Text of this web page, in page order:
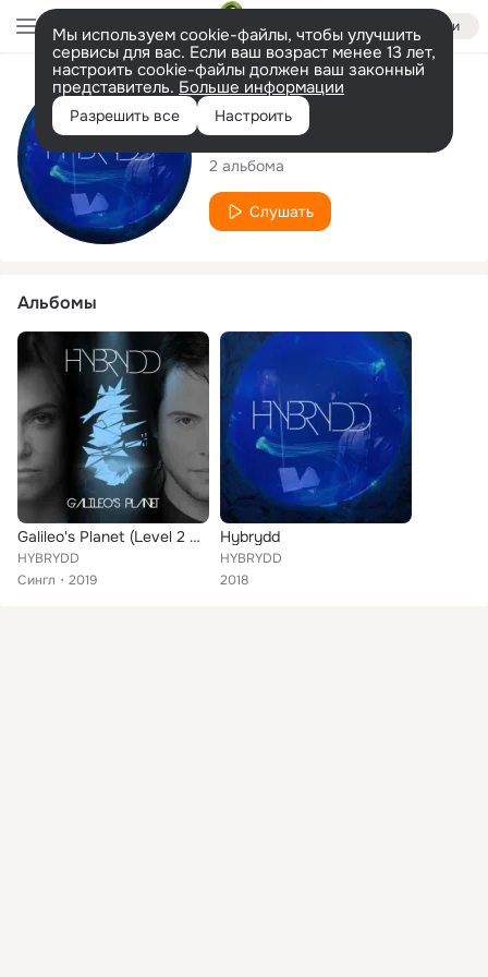
Войти
Мы используем cookie-файлы, чтобы улучшить
сервисы для вас. Если ваш возраст менее 13 лет,
настроить cookie-файлы должен ваш законный
представитель. Больше информации
Разрешить все Настроить
Исполнитель
HYBRYDD
2 альбома
Слушать
Альбомы
Galileo's Planet (Level 2 Remix)
HYBRYDD
Сингл
2019
Hybrydd
HYBRYDD
2018